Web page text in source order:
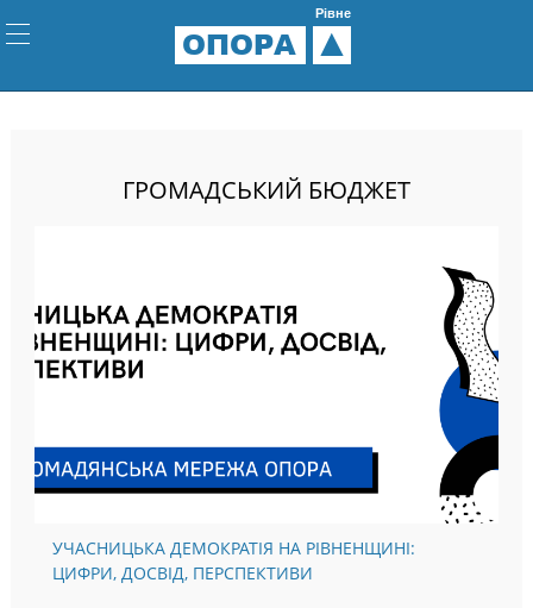
ОПОРА
Рівне
ГРОМАДСЬКИЙ БЮДЖЕТ
УЧАСНИЦЬКА ДЕМОКРАТІЯ НА РІВНЕНЩИНІ:
ЦИФРИ, ДОСВІД, ПЕРСПЕКТИВИ